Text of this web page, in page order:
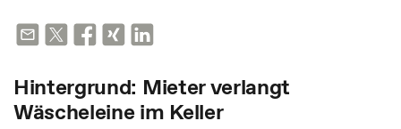
Hintergrund: Mieter verlangt
Wäscheleine im Keller